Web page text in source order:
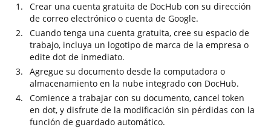
Crear una cuenta gratuita de DocHub con su dirección
de correo electrónico o cuenta de Google.
Cuando tenga una cuenta gratuita, cree su espacio de
trabajo, incluya un logotipo de marca de la empresa o
edite dot de inmediato.
Agregue su documento desde la computadora o
almacenamiento en la nube integrado con DocHub.
Comience a trabajar con su documento, cancel token
en dot, y disfrute de la modificación sin pérdidas con la
función de guardado automático.